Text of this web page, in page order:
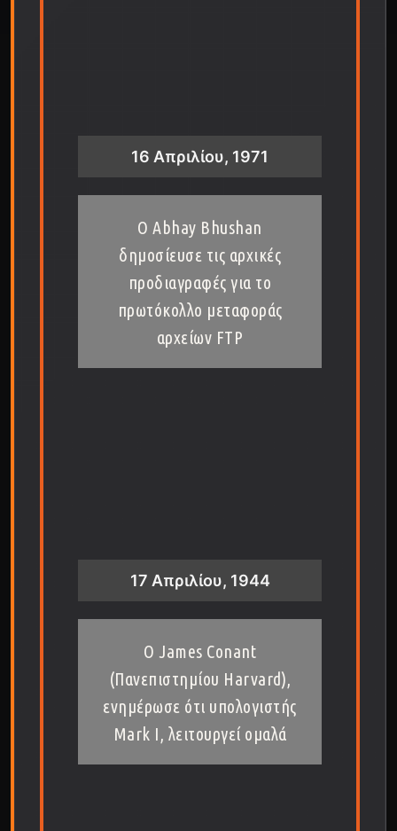
16 Απριλίου, 1971
Ο Abhay Bhushan
δημοσίευσε τις αρχικές
προδιαγραφές για το
πρωτόκολλο μεταφοράς
αρχείων FTP
17 Απριλίου, 1944
Ο James Conant
(Πανεπιστημίου Harvard),
ενημέρωσε ότι υπολογιστής
Mark I, λειτουργεί ομαλά